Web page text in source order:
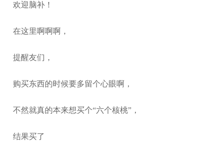
欢迎脑补！
在这里啊啊啊，
提醒友们，
购买东西的时候要多留个心眼啊，
不然就真的本来想买个“六个核桃”，
结果买了